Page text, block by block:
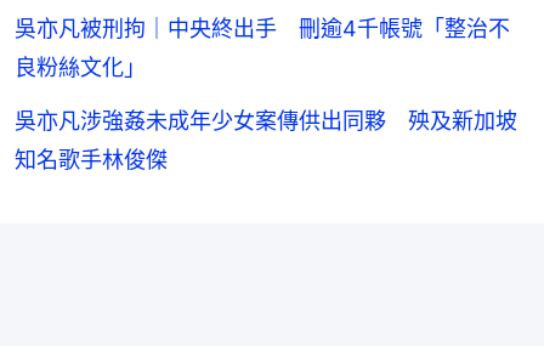
吳亦凡被刑拘｜中央終出手 刪逾4千帳號「整治不
良粉絲文化」
吳亦凡涉強姦未成年少女案傳供出同夥 殃及新加坡
知名歌手林俊傑